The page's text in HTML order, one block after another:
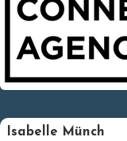
Isabelle Münch